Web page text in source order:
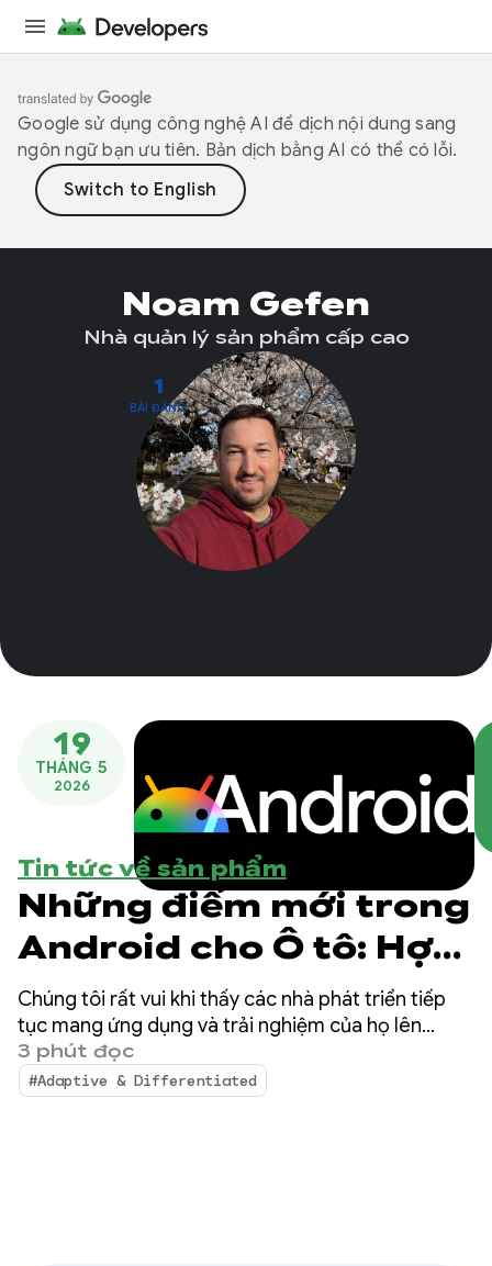
Google sử dụng công nghệ AI để dịch nội dung sang
ngôn ngữ bạn ưu tiên. Bản dịch bằng AI có thể có lỗi.
1
BÀI ĐĂNG
Noam Gefen
Nhà quản lý sản phẩm cấp cao
19
THÁNG 5
2026
Tin tức về sản phẩm
Những điểm mới trong
Android cho Ô tô: Hợp
nhất các nền tảng và
mở ra những trải
nghiệm cao cấp
Chúng tôi rất vui khi thấy các nhà phát triển tiếp
tục mang ứng dụng và trải nghiệm của họ lên
Android cho Ô tô! Trong năm qua, chúng tôi nhận
thấy hệ sinh thái ứng dụng trên Android Auto và
những chiếc xe được cài sẵn Google tiếp tục phát
3 phút đọc
#Adaptive & Differentiated